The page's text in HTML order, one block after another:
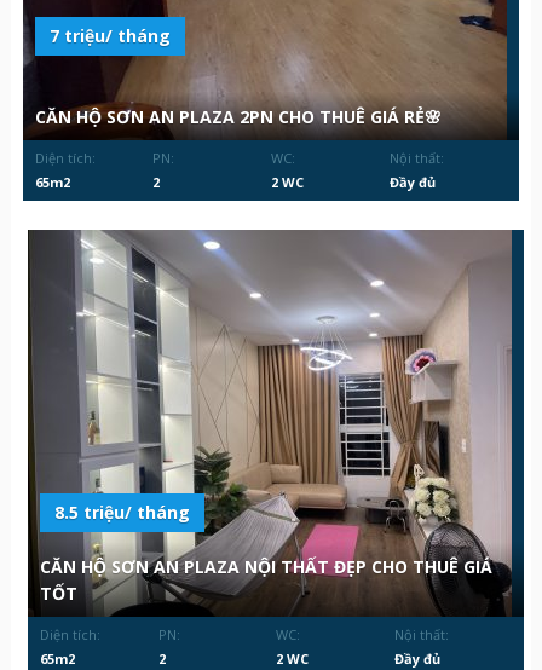
7 triệu/ tháng
CĂN HỘ SƠN AN PLAZA 2PN CHO THUÊ GIÁ RẺ🌸
Diện tích:
65m2
PN:
2
WC:
2 WC
Nội thất:
Đầy đủ
8.5 triệu/ tháng
CĂN HỘ SƠN AN PLAZA NỘI THẤT ĐẸP CHO THUÊ GIÁ
TỐT
Diện tích:
65m2
PN:
2
WC:
2 WC
Nội thất:
Đầy đủ